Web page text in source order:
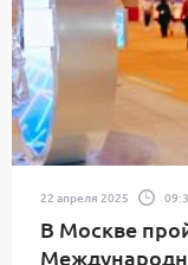
22 апреля 2025
В Москве